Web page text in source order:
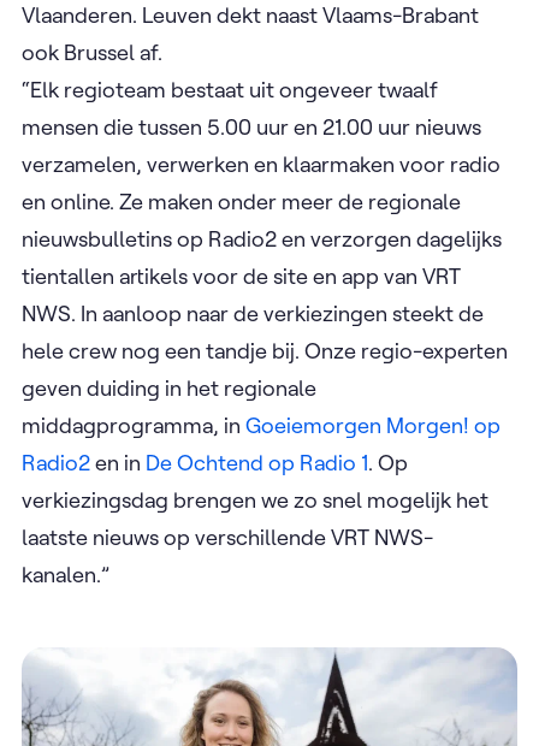
Vlaanderen. Leuven dekt naast Vlaams-Brabant
ook Brussel af.
“Elk regioteam bestaat uit ongeveer twaalf
mensen die tussen 5.00 uur en 21.00 uur nieuws
verzamelen, verwerken en klaarmaken voor radio
en online. Ze maken onder meer de regionale
nieuwsbulletins op Radio2 en verzorgen dagelijks
tientallen artikels voor de site en app van VRT
NWS. In aanloop naar de verkiezingen steekt de
hele crew nog een tandje bij. Onze regio-experten
geven duiding in het regionale
middagprogramma, in Goeiemorgen Morgen! op
Radio2en in De Ochtend op Radio 1. Op
verkiezingsdag brengen we zo snel mogelijk het
laatste nieuws op verschillende VRT NWS-
kanalen.”